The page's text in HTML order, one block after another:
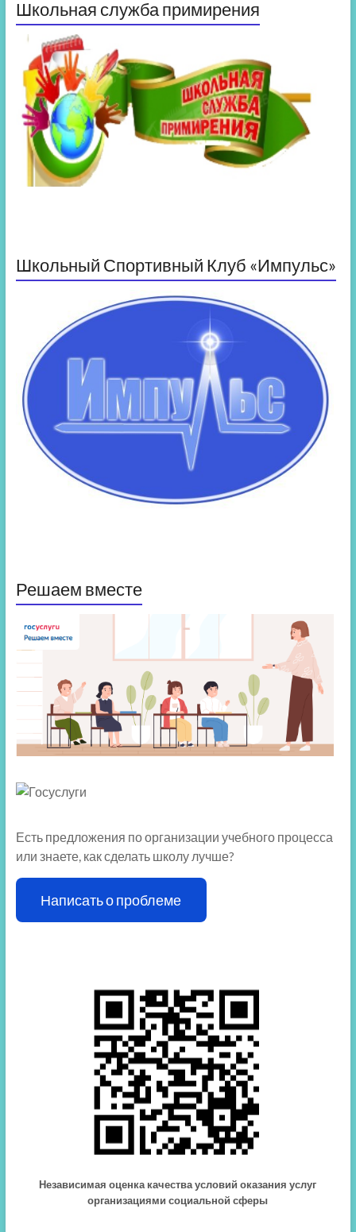
Школьная служба примирения
Школьный Спортивный Клуб «Импульс»
Решаем вместе
Есть предложения по организации учебного процесса
или знаете, как сделать школу лучше?
Написать о проблеме
Независимая оценка качества условий оказания услуг
организациями социальной сферы